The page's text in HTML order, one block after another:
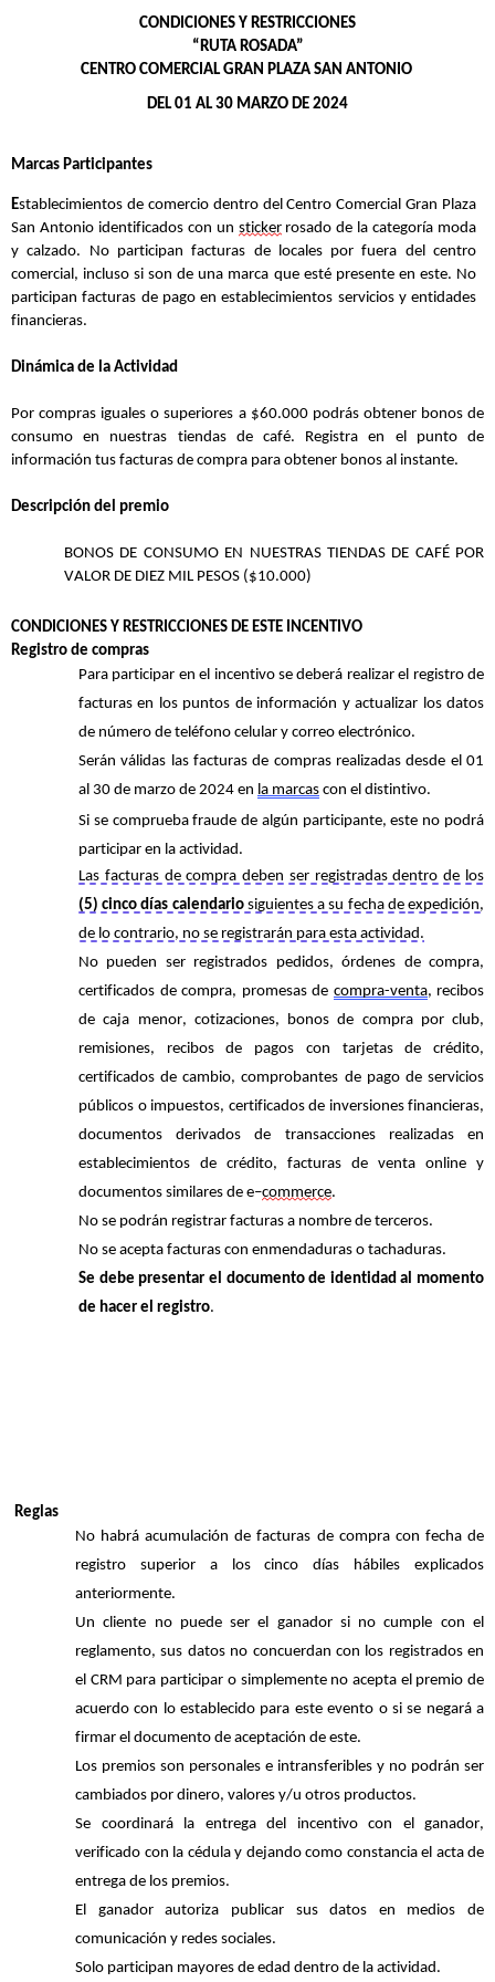
CONDICIONES Y RESTRICCIONES
“RUTA ROSADA”
CENTRO COMERCIALGRAN PLAZA SAN ANTONIO
DEL 01 AL 30 MARZO DE 2024
Marcas Participantes
Establecimientos decomercio dentro del Centro Comercial Gran Plaza
San Antonioidentificados con un stickerrosadode la categoría moda
y calzado. No participan facturas de locales por fuera del centro
comercial, incluso si son de una marca que esté presente en este. No
participanfacturas de pagoen establecimientos servicios y entidades
financieras.
Dinámica de la Actividad
Por compras iguales o superiores a $60.000 podrás obtener bonos de
consumo en nuestras tiendas de café. Registra en el punto de
información tus facturas de compra para obtener bonos al instante.
Descripción del premio
BONOS DE CONSUMO EN NUESTRAS TIENDAS DE CAFÉ POR
VALOR DE DIEZ MIL PESOS ($10.000)
CONDICIONES Y RESTRICCIONES DE ESTE INCENTIVO
Registro de compras
Para participar en el incentivo se deberá realizar el registro de
facturas en los puntos de información y actualizar los datos
de número de teléfono celular y correo electrónico.
Serán válidas las facturas de compras realizadas desde el01
a 30 de marzo de 2024 en la marcas con el distintivo.
Si se comprueba fraude de algún participante, este no podrá
participar en la actividad.
Las facturas de compra deben ser registradas dentro de los
(5) cinco días calendariosiguientes a su fecha deexpedición,
de lo contrario, no se registrarán para esta actividad.
No pueden ser registrados pedidos, órdenes de compra,
certificados de compra, promesas de compra-venta, recibos
de caja menor, cotizaciones, bonos de compra por club,
remisiones, recibos de pagos con tarjetas de crédito,
certificados de cambio,comprobantes de pago de servicios
públicos o impuestos, certificados de inversiones financieras,
documentos derivados de transacciones realizadas en
establecimientos de crédito, facturas de venta online y
documentos similares de e–commerce.
No se podrán registrar facturas a nombre de terceros.
No se acepta facturas con enmendaduras o tachaduras.
Se debe presentar el documento de identidad al momento
de hacer el registro.
Reglas
No habrá acumulación de facturas de compra con fecha de
registro superior a los cinco días hábiles explicados
anteriormente.
Un cliente no puede ser el ganador si no cumple con el
reglamento, sus datos no concuerdan con los registrados en
el CRM para participar o simplemente no acepta el premio de
acuerdo con lo establecido para este evento o si se negaráa
firmar el documento de aceptación de este.
Los premios son personales e intransferibles y no podrán ser
cambiados por dinero, valores y/u otros productos.
Se coordinará la entrega del incentivocon el ganador,
verificado con la cédula y dejando como constancia el acta de
entrega de los premios.
El ganador autoriza publicar sus datos en medios de
comunicación y redes sociales.
Solo participan mayores de edad dentro de la actividad.